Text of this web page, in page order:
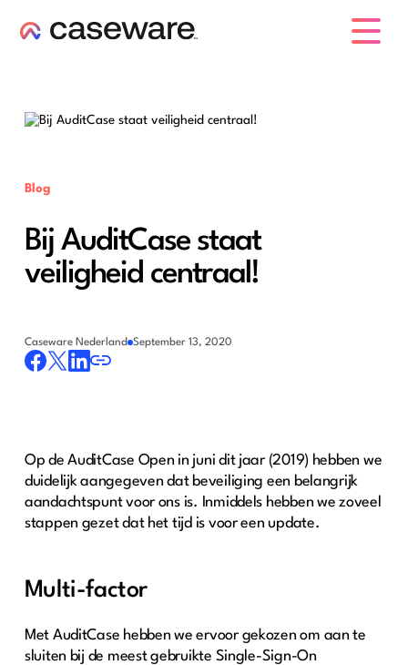
Blog
Bij AuditCase staat
veiligheid centraal!
Caseware Nederland September 13, 2020
Op de AuditCase Open in juni dit jaar (2019) hebben we
duidelijk aangegeven dat beveiliging een belangrijk
aandachtspunt voor ons is. Inmiddels hebben we zoveel
stappen gezet dat het tijd is voor een update.
Multi-factor
Met AuditCase hebben we ervoor gekozen om aan te
sluiten bij de meest gebruikte Single-Sign-On